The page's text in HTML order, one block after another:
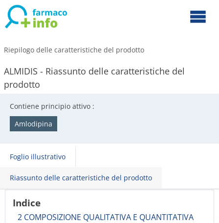
Riepilogo delle caratteristiche del prodotto
ALMIDIS - Riassunto delle caratteristiche del
prodotto
Contiene principio attivo :
Amlodipina
Foglio illustrativo
Riassunto delle caratteristiche del prodotto
Indice
2 COMPOSIZIONE QUALITATIVA E QUANTITATIVA